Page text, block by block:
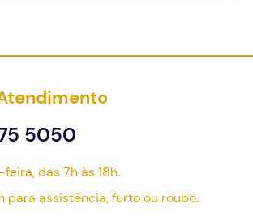
5050
das 7h às 18h.
para assistência, furto ou roubo.